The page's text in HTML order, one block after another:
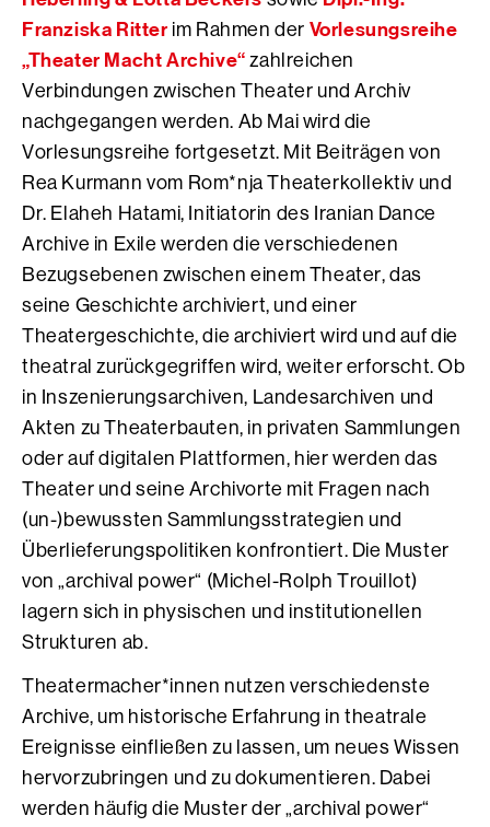
Franziska Ritter im Rahmen der Vorlesungsreihe
„Theater Macht Archive“ zahlreichen
Verbindungen zwischen Theater und Archiv
nachgegangen werden. Ab Mai wird die
Vorlesungsreihe fortgesetzt. Mit Beiträgen von
Rea Kurmann vom Rom*nja Theaterkollektiv und
Dr. Elaheh Hatami, Initiatorin des Iranian Dance
Archive in Exile werden die verschiedenen
Bezugsebenen zwischen einem Theater, das
seine Geschichte archiviert, und einer
Theatergeschichte, die archiviert wird und auf die
theatral zurückgegriffen wird, weiter erforscht. Ob
in Inszenierungsarchiven, Landesarchiven und
Akten zu Theaterbauten, in privaten Sammlungen
oder auf digitalen Plattformen, hier werden das
Theater und seine Archivorte mit Fragen nach
(un-)bewussten Sammlungsstrategien und
Überlieferungspolitiken konfrontiert. Die Muster
von „archival power“ (Michel-Rolph Trouillot)
lagern sich in physischen und institutionellen
Strukturen ab.
Theatermacher*innen nutzen verschiedenste
Archive, um historische Erfahrung in theatrale
Ereignisse einfließen zu lassen, um neues Wissen
hervorzubringen und zu dokumentieren. Dabei
werden häufig die Muster der „archival power“